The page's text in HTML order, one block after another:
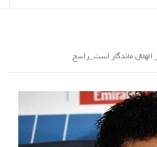
الهلال ماندگار است_راسخ